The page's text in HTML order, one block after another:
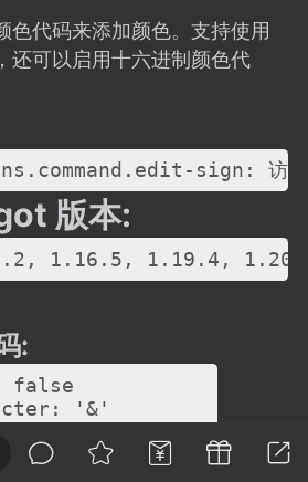
馈板块，欢迎每
你对 社区功能、
何想法！...
赞助者
享
你期望的功能等
与作者进行反馈
色代码来添加颜色。支持使用
还可以启用十六进制颜色代
版本:
:
false
'&'
true